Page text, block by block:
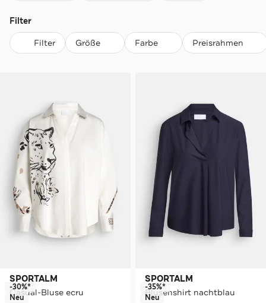
Filter
Filter Größe Farbe Preisrahmen
SPORTALM
Casual-Bluse ecru
-30%*
Neu
SPORTALM
Blusenshirt nachtblau
-35%*
Neu